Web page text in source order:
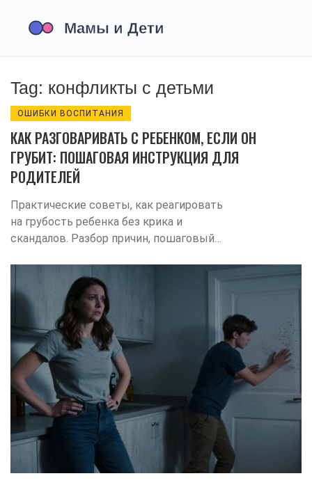
Tag: конфликты с детьми
ОШИБКИ ВОСПИТАНИЯ
КАК РАЗГОВАРИВАТЬ С РЕБЕНКОМ, ЕСЛИ ОН
ГРУБИТ: ПОШАГОВАЯ ИНСТРУКЦИЯ ДЛЯ
РОДИТЕЛЕЙ
Практические советы, как реагировать
на грубость ребенка без крика и
скандалов. Разбор причин, пошаговый